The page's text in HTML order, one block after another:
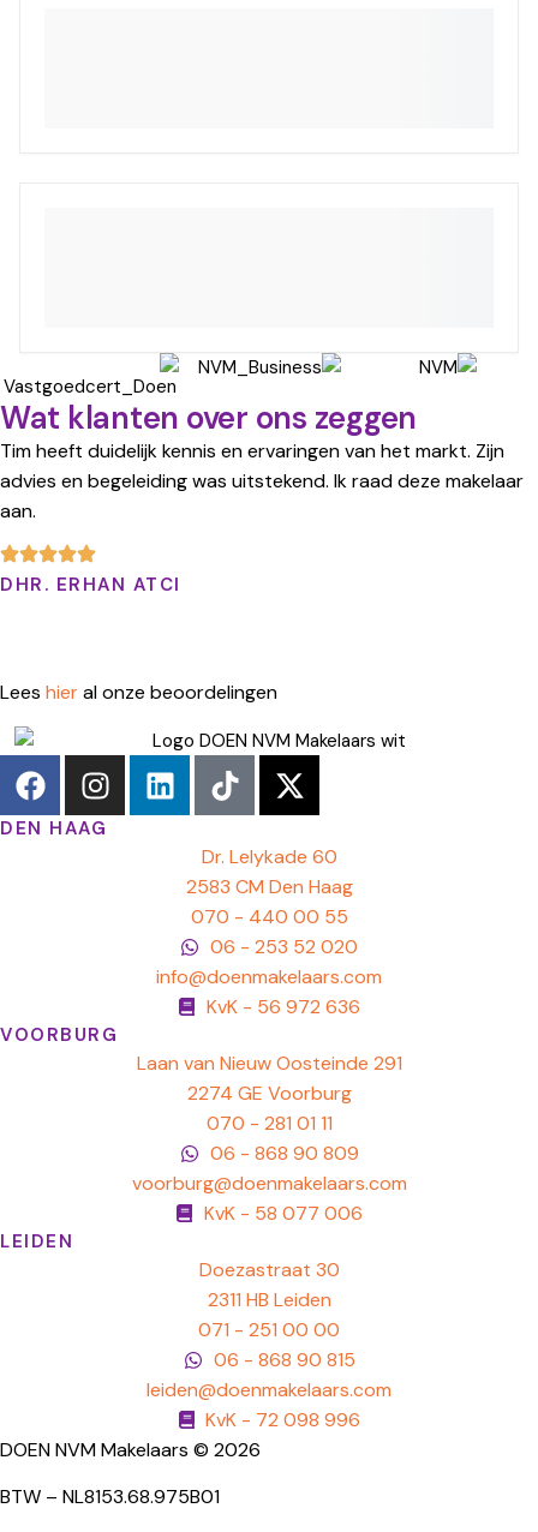
Wat klanten over ons zeggen
Tim heeft duidelijk kennis en ervaringen van het markt. Zijn
advies en begeleiding was uitstekend. Ik raad deze makelaar
aan.
DHR. ERHAN ATCI
Lees hieral onze beoordelingen
DEN HAAG
Dr. Lelykade 60
2583 CM Den Haag
070 - 440 00 55
06 - 253 52 020
info@doenmakelaars.com
KvK - 56 972 636
VOORBURG
Laan van Nieuw Oosteinde 291
2274 GE Voorburg
070 - 281 01 11
06 - 868 90 809
voorburg@doenmakelaars.com
KvK - 58 077 006
LEIDEN
Doezastraat 30
2311 HB Leiden
071 - 251 00 00
06 - 868 90 815
leiden@doenmakelaars.com
KvK - 72 098 996
DOEN NVM Makelaars © 2026
BTW – NL8153.68.975B01